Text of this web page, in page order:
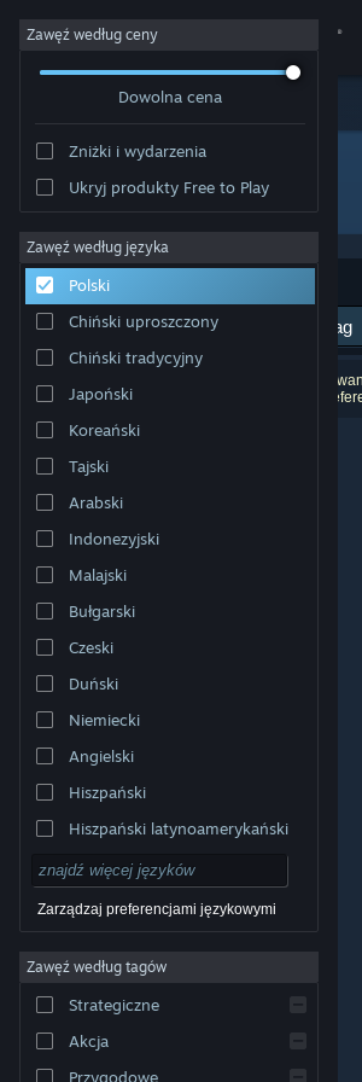
Zaloguj się
Społeczność
Informacje
Wsparcie
Zmień język
Pobierz aplikację mobilną Steam
Wersja przeglądarkowa
© Valve Corporation. Wszelkie prawa zastrzeżone.
właścicieli w Stanach Zjednoczonych i innych krajach.
dostępu
Umowa użytkownika Steam
pieniędzy |Ciasteczka
Zawęź według ceny
Dowolna cena
Zniżki i wydarzenia
Ukryj produkty Free to Play
Zawęź według języka
Polski
Chiński uproszczony
Chiński tradycyjny
Japoński
Koreański
Tajski
Arabski
Indonezyjski
Malajski
Bułgarski
Czeski
Duński
Niemiecki
Angielski
Hiszpański
Hiszpański latynoamerykański
Zarządzaj preferencjami językowymi
Zawęź według tagów
Strategiczne
Akcja
Przygodowe
Producent: ENTERi
Sortuj według:
Liczba wyników pasujących do twojego
uwzględniono 3 tytułów na podstawie twoich